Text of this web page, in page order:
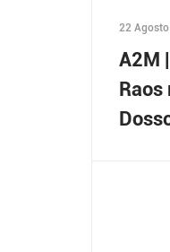
22
A2M